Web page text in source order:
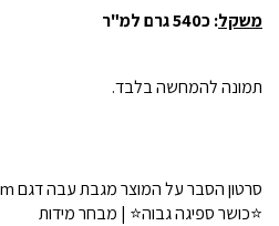
משקל: כ540 גרם למ"ר
תמונה להמחשה בלבד.
⭐כושר ספיגה גבוה⭐ | מבחר מידות